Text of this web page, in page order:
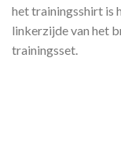
het trainingsshirt is
linkerzijde van het
trainingsset.